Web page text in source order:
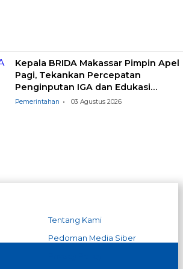
Kepala BRIDA Makassar Pimpin Apel
Pagi, Tekankan Percepatan
Penginputan IGA dan Edukasi
Pemilahan Sampah
Pemerintahan 03 Agustus 2026
Tentang Kami
Pedoman Media Siber